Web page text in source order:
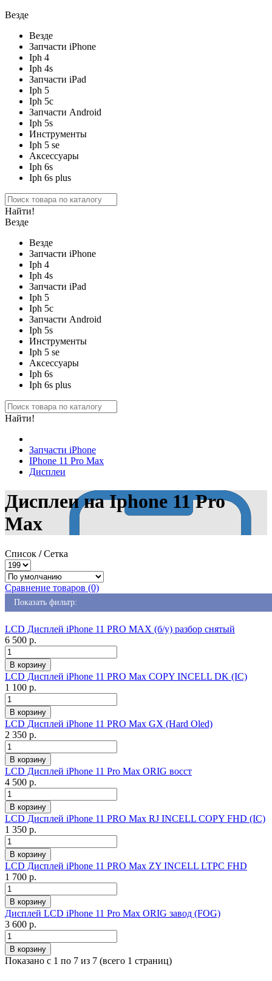
Везде
Везде
Запчасти iPhone
Iph 4
Iph 4s
Запчасти iPad
Iph 5
Iph 5c
Запчасти Android
Iph 5s
Инструменты
Iph 5 se
Аксессуары
Iph 6s
Iph 6s plus
Найти!
Везде
Везде
Запчасти iPhone
Iph 4
Iph 4s
Запчасти iPad
Iph 5
Iph 5c
Запчасти Android
Iph 5s
Инструменты
Iph 5 se
Аксессуары
Iph 6s
Iph 6s plus
Найти!
Запчасти iPhone
IPhone 11 Pro Max
Дисплеи
Дисплеи на Iphone 11 Pro
Max
Список / Сетка
Сравнение товаров (0)
Показать фильтр:
LCD Дисплей iPhone 11 PRO MAX (б/у) разбор снятый
6 500 р.
LCD Дисплей iPhone 11 PRO Max COPY INCELL DK (IC)
1 100 р.
LCD Дисплей iPhone 11 PRO Max GX (Hard Oled)
2 350 р.
LCD Дисплей iPhone 11 Pro Max ORIG восст
4 500 р.
LCD Дисплей iPhone 11 PRO Max RJ INCELL COPY FHD (IC)
1 350 р.
LCD Дисплей iPhone 11 PRO Max ZY INCELL LTPC FHD
1 700 р.
Дисплей LCD iPhone 11 Pro Max ORIG завод (FOG)
3 600 р.
Показано с 1 по 7 из 7 (всего 1 страниц)